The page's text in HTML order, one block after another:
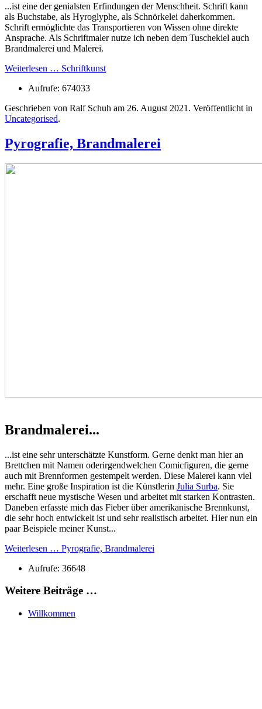
...ist eine der genialsten Erfindungen der Menschheit. Schrift kann
als Buchstabe, als Hyroglyphe, als Schnörkelei daherkommen.
Schrift ermöglichte das Transportieren von Wissen ohne direkte
Ansprache. Als Schriftmaler nutze ich neben dem Tuschekiel auch
Brandmalerei und Malerei.
Weiterlesen … Schriftkunst
Aufrufe: 674033
Geschrieben von Ralf Schuh am 26. August 2021 . Veröffentlicht in
Uncategorised.
Pyrografie, Brandmalerei
Brandmalerei...
...ist eine sehr unterschätzte Kunstform. Gerne denkt man hier an
Brettchen mit Namen oderirgendwelchen Comicfiguren, die gerne
auch mit Brennformen gestempelt werden. Diese Malerei kann viel
mehr. Eine große Inspiration ist die Künstlerin Julia Surba. Sie
erschafft neue mystische Wesen und arbeitet mit starken Kontrasten.
Daneben erfasste mich das Fieber über amerikanische Brennkunst,
die sehr hoch entwickelt ist und sehr realistisch arbeitet. Hier nun ein
paar Beispiele meiner Kunst...
Weiterlesen … Pyrografie, Brandmalerei
Aufrufe: 36648
Weitere Beiträge …
Willkommen